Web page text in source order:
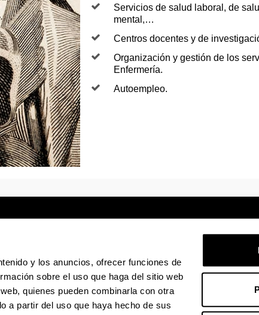
y los anuncios, ofrecer funciones de
sobre el uso que haga del sitio web
quienes pueden combinarla con otra
a partir del uso que haya hecho de sus
Servicios de salud laboral, de
mental,…
Centros docentes y de
Organización y gestión de los
Enfermería.
Autoempleo.
Accesibilidad Información legal Mapa
La EHU en TiktokLa EHU en BlueskyLa EHU en FacebookLa EHU en LinkedinLa EHU en Instagram
La EHU